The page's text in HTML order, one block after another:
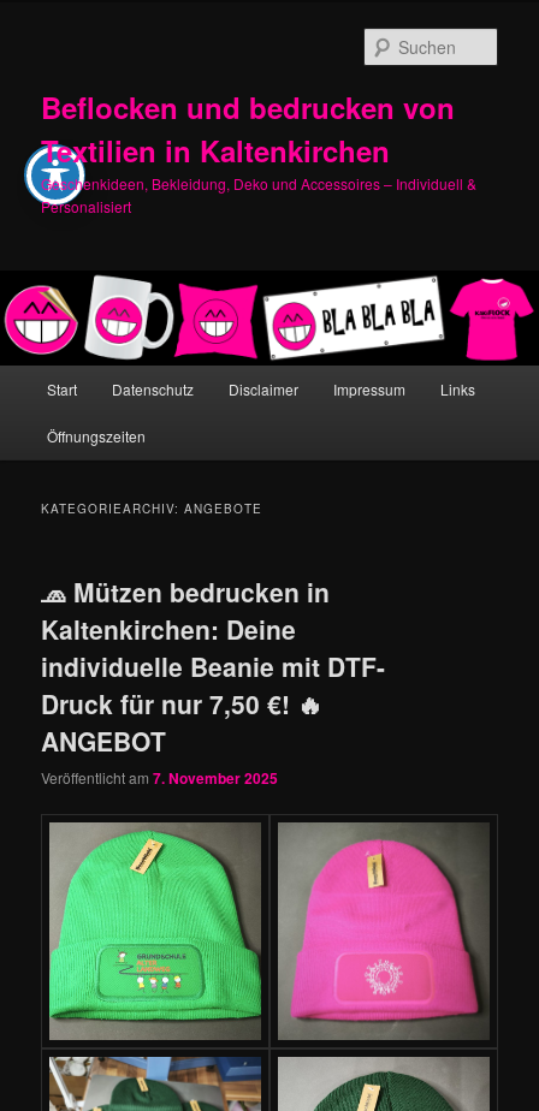
Beflocken und bedrucken von
Textilien in Kaltenkirchen
Geschenkideen, Bekleidung, Deko und Accessoires – Individuell &
Personalisiert
Start Datenschutz Disclaimer Impressum Links
Öffnungszeiten
KATEGORIEARCHIV:ANGEBOTE
🧢 Mützen bedrucken in
Kaltenkirchen: Deine
individuelle Beanie mit DTF-
Druck für nur 7,50 €! 🔥
ANGEBOT
Veröffentlicht am7. November 2025